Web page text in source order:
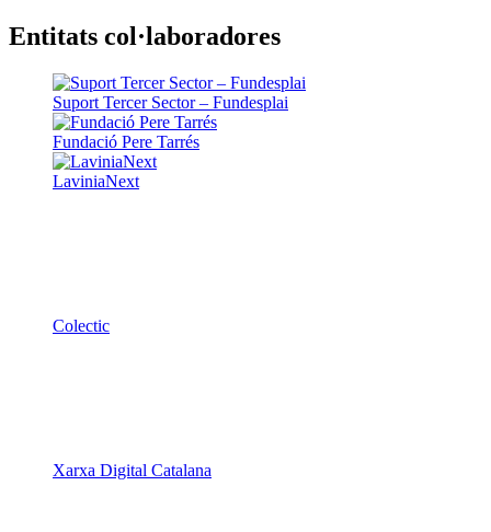
Entitats col·laboradores
Suport Tercer Sector – Fundesplai
Fundació Pere Tarrés
LaviniaNext
Colectic
Xarxa Digital Catalana